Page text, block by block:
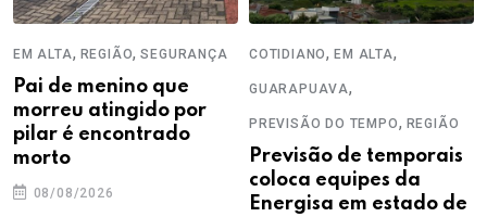
EM ALTA, REGIÃO,SEGURANÇA
Pai de menino que
morreu atingido por
pilar é encontrado
morto
08/08/2026
COTIDIANO,EM ALTA,
GUARAPUAVA,
PREVISÃO DO TEMPO, REGIÃO
Previsão de temporais
coloca equipes da
Energisa em estado de